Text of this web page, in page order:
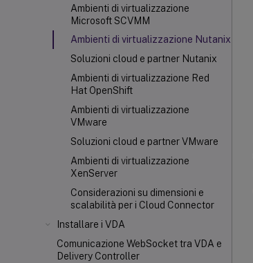
Ambienti di virtualizzazione
Microsoft SCVMM
Ambienti di virtualizzazione Nutanix
Soluzioni cloud e partner Nutanix
Ambienti di virtualizzazione Red
Hat OpenShift
Ambienti di virtualizzazione
VMware
Soluzioni cloud e partner VMware
Ambienti di virtualizzazione
XenServer
Considerazioni su dimensioni e
scalabilità per i Cloud Connector
Installare i VDA
Comunicazione WebSocket tra VDA e
Delivery Controller